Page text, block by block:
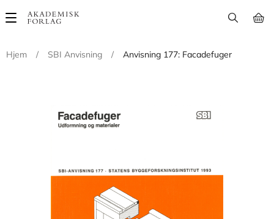
Main
Hjem
/ SBI Anvisning / Anvisning 177: Facadefuger